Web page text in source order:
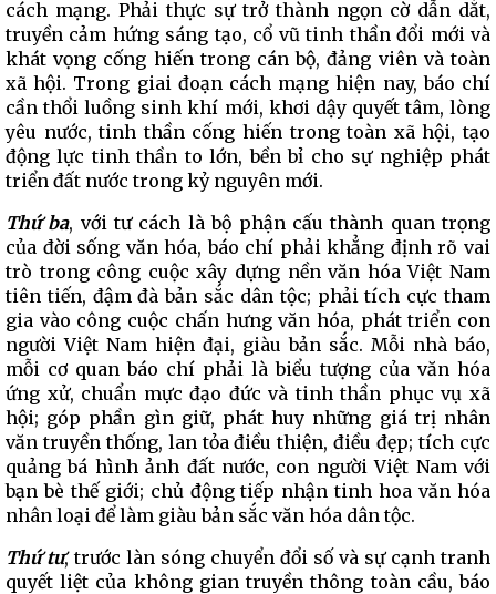
cách mạng. Phải thực sự trở thành ngọn cờ dẫn dắt,
truyền cảm hứng sáng tạo, cổ vũ tinh thần đổi mới và
khát vọng cống hiến trong cán bộ, đảng viên và toàn
xã hội. Trong giai đoạn cách mạng hiện nay, báo chí
cần thổi luồng sinh khí mới, khơi dậy quyết tâm, lòng
yêu nước, tinh thần cống hiến trong toàn xã hội, tạo
động lực tinh thần to lớn, bền bỉ cho sự nghiệp phát
triển đất nước trong kỷ nguyên mới.
Thứba, với tư cách là bộ phận cấu thành quan trọng
của đời sống văn hóa, báo chí phải khẳng định rõ vai
trò trong công cuộc xây dựng nền văn hóa Việt Nam
tiên tiến, đậm đà bản sắc dân tộc; phải tích cực tham
gia vào công cuộc chấn hưng văn hóa, phát triển con
người Việt Nam hiện đại, giàu bản sắc. Mỗi nhà báo,
mỗi cơ quan báo chí phải là biểu tượng của văn hóa
ứng xử, chuẩn mực đạo đức và tinh thần phục vụ xã
hội; góp phần gìn giữ, phát huy những giá trị nhân
văn truyền thống, lan tỏa điều thiện, điều đẹp; tích cực
quảng bá hình ảnh đất nước, con người Việt Nam với
bạn bè thế giới; chủ động tiếp nhận tinh hoa văn hóa
nhân loại để làm giàu bản sắc văn hóa dân tộc.
Thứtư, trước làn sóng chuyển đổi số và sự cạnh tranh
quyết liệt của không gian truyền thông toàn cầu, báo